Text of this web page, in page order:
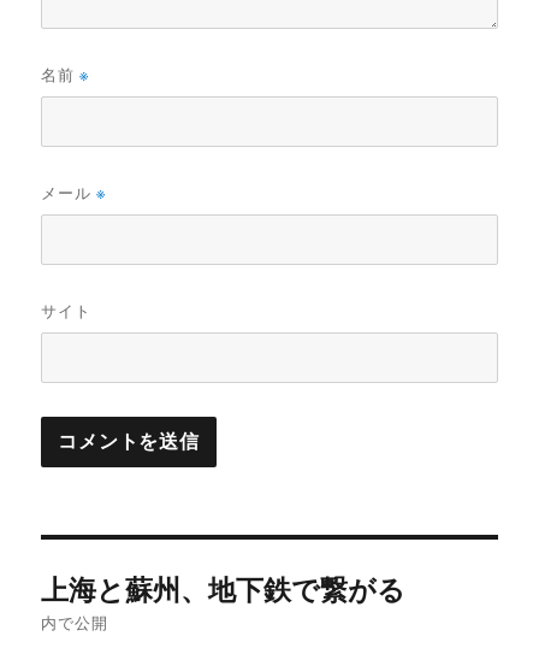
名前※
メール※
サイト
稿
上海と蘇州、地下鉄で繋がる
内で公開